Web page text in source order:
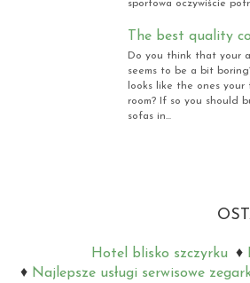
sportowa oczywiście
The best quality
Do you think that your
seems to be a bit
looks like the ones
room? If so you should
sofas in...
Hotel blisko szczyrku
Najlepsze usługi serwisowe